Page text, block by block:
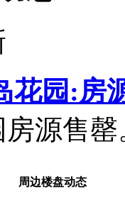
花园:房
源售罄
周边楼盘动态